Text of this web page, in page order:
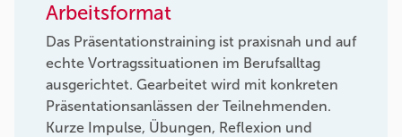
Arbeitsformat
Das Präsentationstraining ist praxisnah und auf
echte Vortragssituationen im Berufsalltag
ausgerichtet. Gearbeitet wird mit konkreten
Präsentationsanlässen der Teilnehmenden.
Kurze Impulse, Übungen, Reflexion und